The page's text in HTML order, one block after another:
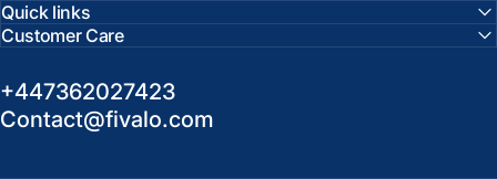
Quick links
Customer Care
+447362027423
Contact@fivalo.com